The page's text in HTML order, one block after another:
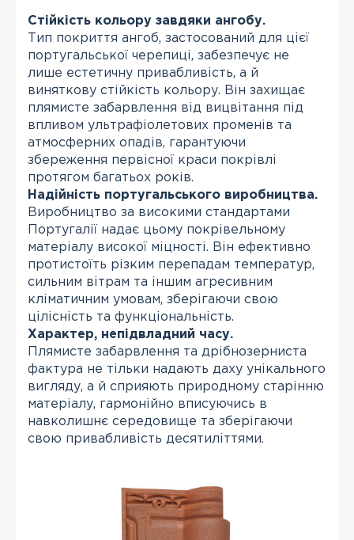
Стійкість кольору завдяки ангобу.
Тип покриття ангоб, застосований для цієї
португальської черепиці, забезпечує не
лише естетичну привабливість, а й
виняткову стійкість кольору. Він захищає
плямисте забарвлення від вицвітання під
впливом ультрафіолетових променів та
атмосферних опадів, гарантуючи
збереження первісної краси покрівлі
протягом багатьох років.
Надійність португальського виробництва.
Виробництво за високими стандартами
Португалії надає цьому покрівельному
матеріалу високої міцності. Він ефективно
протистоїть різким перепадам температур,
сильним вітрам та іншим агресивним
кліматичним умовам, зберігаючи свою
цілісність та функціональність.
Характер, непідвладний часу.
Плямисте забарвлення та дрібнозерниста
фактура не тільки надають даху унікального
вигляду, а й сприяють природному старінню
матеріалу, гармонійно вписуючись в
навколишнє середовище та зберігаючи
свою привабливість десятиліттями.